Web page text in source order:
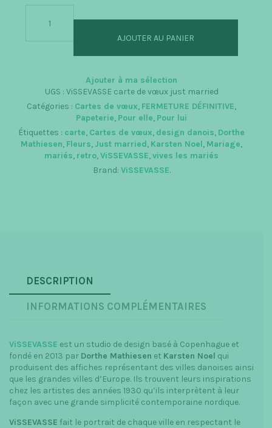
de
volets
+
enveloppe
AJOUTER AU PANIER
Ajouter à ma sélection
UGS : ViSSEVASSE carte de vœux just married
Catégories : Cartes de vœux, FERMETURE DÉFINITIVE,
Papeterie, Pour elle, Pour lui
Étiquettes : carte, Cartes de vœux, design danois, Dorthe
Mathiesen, Fleurs, Just married, Karsten Noel, Mariage,
mariés, retro,ViSSEVASSE,vives les mariés
Brand: ViSSEVASSE.
DESCRIPTION
INFORMATIONS COMPLÉMENTAIRES
ViSSEVASSE est un studio de design basé à Copenhague et
fondé en 2013 par Dorthe Mathiesen et Karsten Noel qui
produisent des affiches représentant des villes danoises ainsi
que les grandes villes d’Europe. Ils trouvent leurs inspirations
chez les artistes des années 1930 qu’ils interprètent à leur
façon avec une grande simplicité contemporaine nordique.
ViSSEVASSE fait le portrait de chaque ville en respectant le